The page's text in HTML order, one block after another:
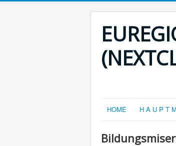
HOME H A U P T